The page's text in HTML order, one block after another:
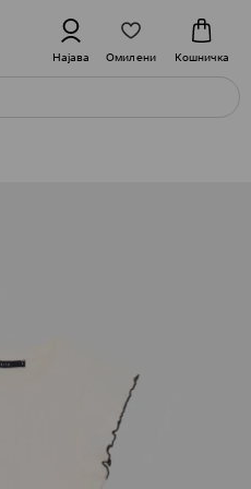
Најава Омилени Кошничка